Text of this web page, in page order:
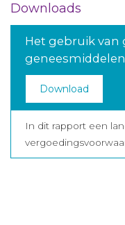
Downloads
Het gebruik van
Download
In dit rapport een